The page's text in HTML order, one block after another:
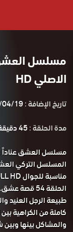
الاصلي HD
تاريخ الإضافة :19
مدة الحلقة :45 دقيقة
الحلقة 54 قصة عشق.
طبيعة الرجل العنيد
كاملة من الكراهية
والمشاكل بينها